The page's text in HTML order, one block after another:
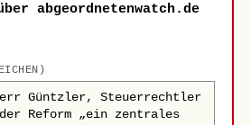
abgeordnetenwatch.de